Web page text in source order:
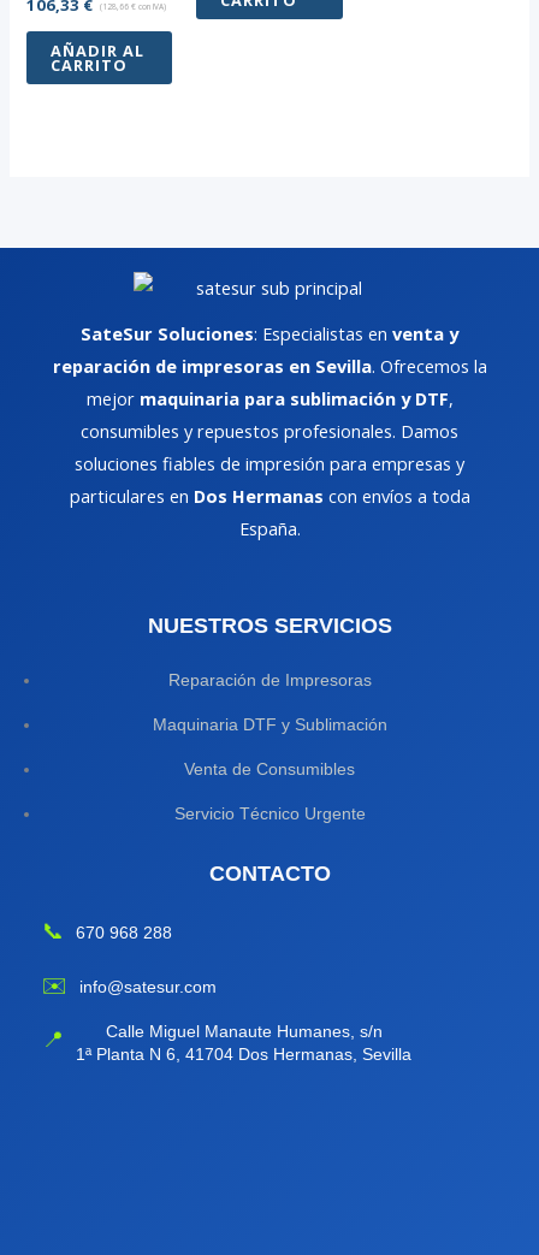
106,33 € (128,66€ con IVA)
AÑADIR AL
CARRITO
SateSur Soluciones: Especialistas en venta y
reparación de impresoras en Sevilla. Ofrecemos la
mejor maquinaria para sublimación y DTF,
consumibles y repuestos profesionales. Damos
soluciones fiables de impresión para empresas y
particulares en Dos Hermanas con envíos a toda
España.
NUESTROS SERVICIOS
Reparación de Impresoras
Maquinaria DTF y Sublimación
Venta de Consumibles
Servicio Técnico Urgente
CONTACTO
📞 670 968 288
✉️ info@satesur.com
📍
Calle Miguel Manaute Humanes, s/n
1ª Planta N 6, 41704 Dos Hermanas, Sevilla